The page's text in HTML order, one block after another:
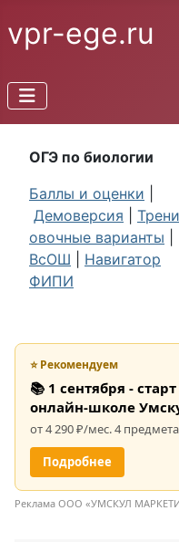
vpr-ege.ru
ОГЭ по биологии
Баллы и оценки
Демоверсия
овочные варианты
ВсОШ
Навигатор
ФИПИ
⭐ Рекомендуем
📚 1 сентября -
онлайн-школе
от 4 290 ₽/мес. 4
Подробнее
Реклама ООО «УМСКУЛ